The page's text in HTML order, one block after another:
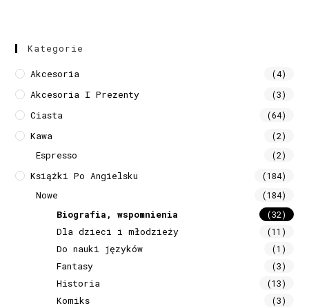
Kategorie
Akcesoria (4)
Akcesoria I Prezenty (3)
Ciasta (64)
Kawa (2)
Espresso (2)
Książki Po Angielsku (184)
Nowe (184)
Biografia, wspomnienia (32)
Dla dzieci i młodzieży (11)
Do nauki języków (1)
Fantasy (3)
Historia (13)
Komiks (3)